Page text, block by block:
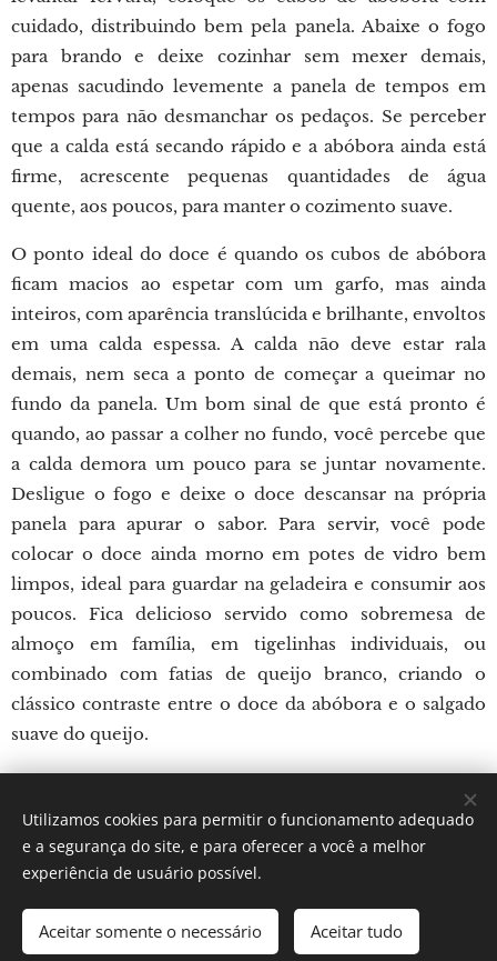
cuidado, distribuindo bem pela panela. Abaixe o fogo
para brando e deixe cozinhar sem mexer demais,
apenas sacudindo levemente a panela de tempos em
tempos para não desmanchar os pedaços. Se perceber
que a calda está secando rápido e a abóbora ainda está
firme, acrescente pequenas quantidades de água
quente, aos poucos, para manter o cozimento suave.
O ponto ideal do doce é quando os cubos de abóbora
ficam macios ao espetar com um garfo, mas ainda
inteiros, com aparência translúcida e brilhante, envoltos
em uma calda espessa. A calda não deve estar rala
demais, nem seca a ponto de começar a queimar no
fundo da panela. Um bom sinal de que está pronto é
quando, ao passar a colher no fundo, você percebe que
a calda demora um pouco para se juntar novamente.
Desligue o fogo e deixe o doce descansar na própria
panela para apurar o sabor. Para servir, você pode
colocar o doce ainda morno em potes de vidro bem
limpos, ideal para guardar na geladeira e consumir aos
poucos. Fica delicioso servido como sobremesa de
almoço em família, em tigelinhas individuais, ou
combinado com fatias de queijo branco, criando o
clássico contraste entre o doce da abóbora e o salgado
suave do queijo.
Por: Verônica Silveira Nicoletti
Instagram: Gastronomundo.receitas
Idiomas
Português brasileiro
Utilizamos cookies para permitir o funcionamento adequado
e a segurança do site, e para oferecer a você a melhor
experiência de usuário possível.
Aceitar somente o necessário Aceitar tudo